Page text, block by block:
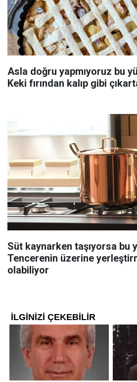
Asla doğru yapmıyoruz bu
Keki fırından kalıp gibi
Süt kaynarken taşıyorsa bu
Tencerenin üzerine
olabiliyor